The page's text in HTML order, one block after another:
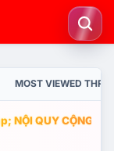
MOST VIEWED
NỘI QUY CỘNG